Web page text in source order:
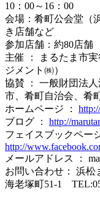
10：00～16：00
会場：肴町公会堂（
き店舗など
参加店舗：約80店舗
主催 ： まるたま市
ジメント㈱）
協賛 ： 一般財団法
市、肴町自治会、肴
ホームページ ：
ブログ ： http://
フェイスブックペー
http://
メールアドレス ：
お問い合わせ： 浜松
海老塚町51-1